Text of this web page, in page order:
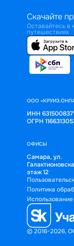
Скачайте
Оставайтесь в
путешествиях
ООО
ИНН
ОГРН
ОФИСЫ
Самара, ул.
этаж 12
© 2016-2026,
Политика